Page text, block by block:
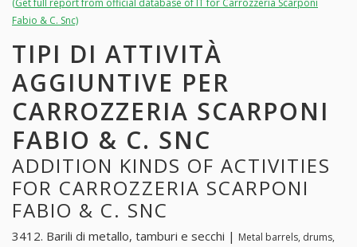
Fabio & C. Snc)
TIPI DI ATTIVITÀ
AGGIUNTIVE PER
CARROZZERIA SCARPONI
FABIO & C. SNC
ADDITION KINDS OF ACTIVITIES
FOR CARROZZERIA SCARPONI
FABIO & C. SNC
3412. Barili di metallo, tamburi e secchi | Metal barrels, drums,